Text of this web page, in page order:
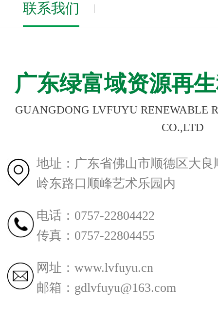
联系我们
广东绿富域资源再
GUANGDONG LVFUYU RENEWABLE
CO.,LTD
地址：广东省佛山市顺德区大良
岭东路口顺峰艺术乐园内
电话：0757-22804422
传真：0757-22804455
网址：www.lvfuyu.cn
邮箱：gdlvfuyu@163.com